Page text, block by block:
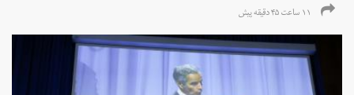
۱۱ ساعت ۴۵ دقیقه پیش